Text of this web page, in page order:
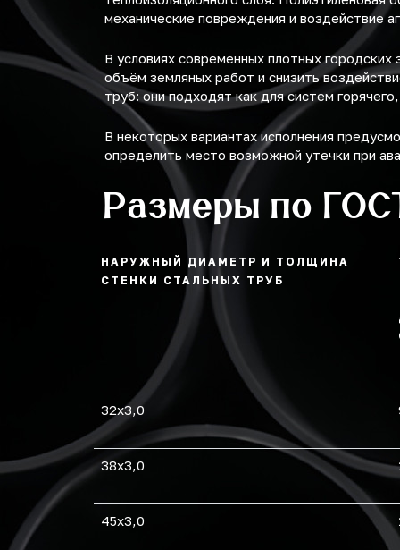
механические повреждения и воздействие
В условиях современных плотных
объём земляных работ и снизить
труб: они подходят как для систем
В некоторых вариантах исполнения
определить место возможной утечки при
Размеры по
НАРУЖНЫЙ ДИАМЕТР И ТОЛЩИНА
СТЕНКИ СТАЛЬНЫХ ТРУБ
32х3,0
38х3,0
45х3,0